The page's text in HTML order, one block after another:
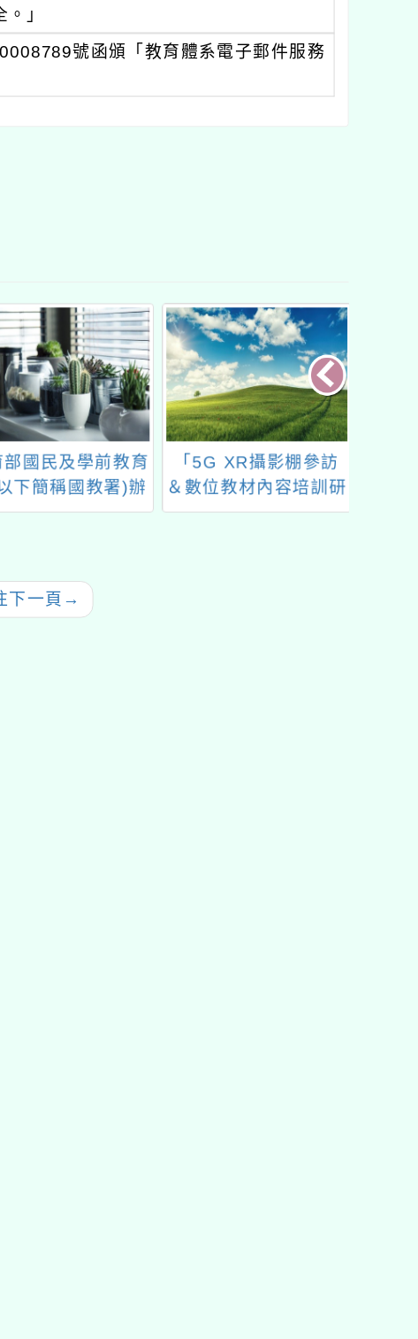
」
號函頒「教育體系電子郵件服務
部國民及學前教育
下簡稱國教署)辦
Cool English英語
習平臺113下半
畫」
「5G XR攝影棚參訪
＆數位教材內容培訓研
習營」
下一頁 →